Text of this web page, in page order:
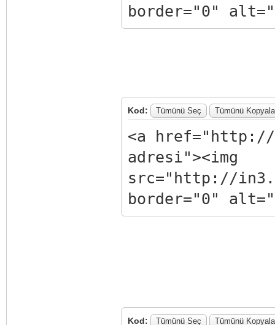
border="0"
Kod: Tümünü Seç Tümünü Kopyala
<a
adresi"><img
src="http://
border="0"
Kod: Tümünü Seç Tümünü Kopyala